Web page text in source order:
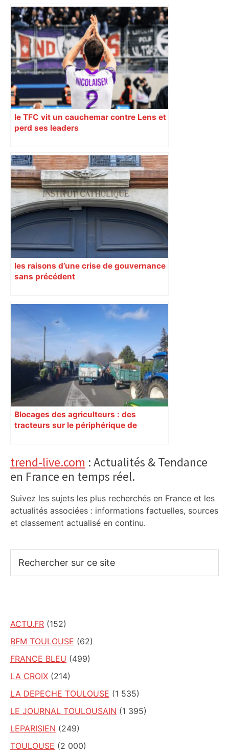
le TFC vit un cauchemar contre Lens et
perd ses leaders
les raisons d’une crise de gouvernance
sans précédent
Blocages des agriculteurs : des
tracteurs sur le périphérique de
Primary
Sidebar
trend-live.com : Actualités & Tendance
en France en temps réel.
Suivez les sujets les plus recherchés en France et les
actualités associées : informations factuelles, sources
et classement actualisé en continu.
sur
ACTU.FR (152)
BFM TOULOUSE (62)
FRANCE BLEU (499)
LA CROIX (214)
LA DEPECHE TOULOUSE (1 535)
LE JOURNAL TOULOUSAIN (1 395)
LEPARISIEN (249)
TOULOUSE (2 000)